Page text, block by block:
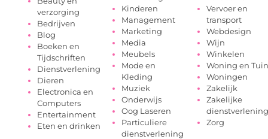
verzorging
Bedrijven
Blog
Boeken en
Tijdschriften
Dienstverlening
Dieren
Electronica en
Computers
Entertainment
Eten en drinken
Kinderen
Management
Marketing
Media
Meubels
Mode en
Kleding
Muziek
Onderwijs
Oog Laseren
Particuliere
dienstverlening
Vervoer en
transport
Webdesign
Wijn
Winkelen
Woning en Tuin
Woningen
Zakelijk
Zakelijke
dienstverlening
Zorg